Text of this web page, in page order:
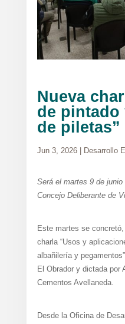
Nueva
de pintado
de piletas”
Jun 3, 2026| Desarrollo
Será el martes 9 de
Concejo Deliberante de
Este martes se
charla “Usos y
albañilería y
El Obrador y dictada por
Cementos Avellaneda.
Desde la Oficina de